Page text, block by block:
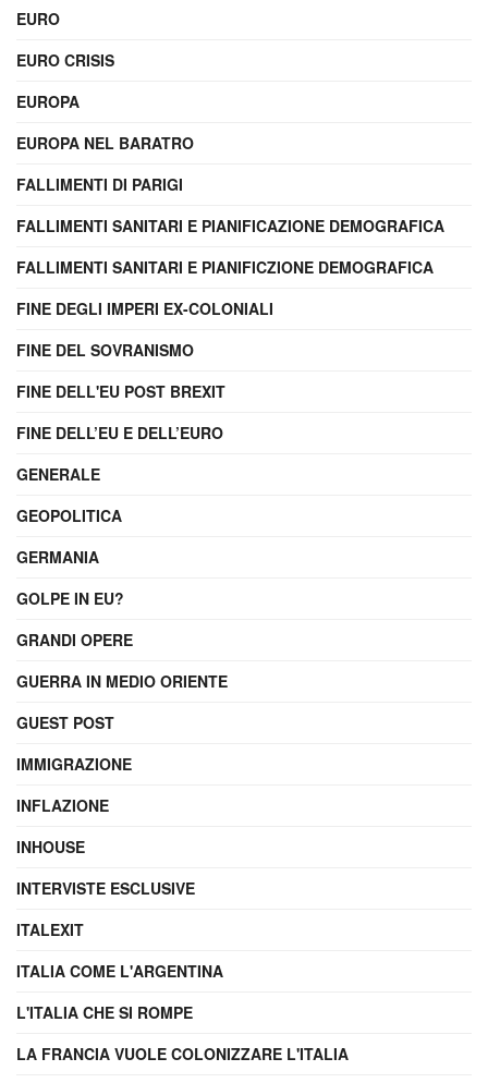
EURO
EURO CRISIS
EUROPA
EUROPA NEL BARATRO
FALLIMENTI DI PARIGI
FALLIMENTI SANITARI E PIANIFICAZIONE DEMOGRAFICA
FALLIMENTI SANITARI E PIANIFICZIONE DEMOGRAFICA
FINE DEGLI IMPERI EX-COLONIALI
FINE DEL SOVRANISMO
FINE DELL'EU POST BREXIT
FINE DELL’EU E DELL’EURO
GENERALE
GEOPOLITICA
GERMANIA
GOLPE IN EU?
GRANDI OPERE
GUERRA IN MEDIO ORIENTE
GUEST POST
IMMIGRAZIONE
INFLAZIONE
INHOUSE
INTERVISTE ESCLUSIVE
ITALEXIT
ITALIA COME L'ARGENTINA
L'ITALIA CHE SI ROMPE
LA FRANCIA VUOLE COLONIZZARE L'ITALIA